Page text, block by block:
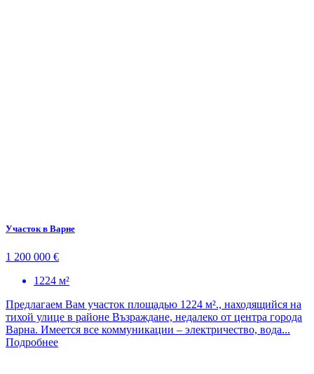
Участок в Варне
1 200 000 €
1224 м²
Предлагаем Вам участок площадью 1224 м²., находящийся на
тихой улице в районе Възраждане, недалеко от центра города
Варна. Имеется все коммуникации – электричество, вода...
Подробнее